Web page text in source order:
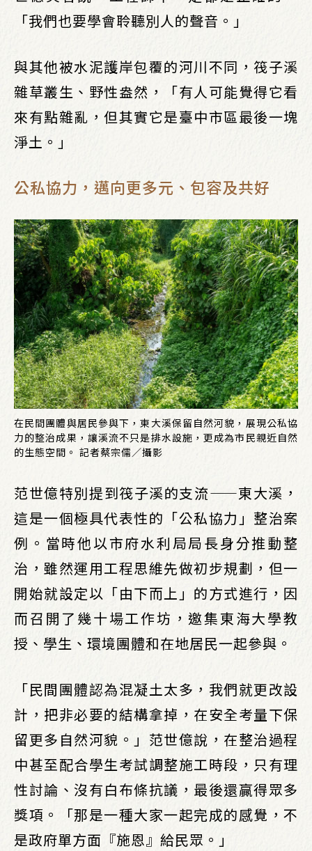
「我們也要學會聆聽別人的聲音。」
與其他被水泥護岸包覆的河川不同，筏子溪
雜草叢生、野性盎然，「有人可能覺得它看
來有點雜亂，但其實它是臺中市區最後一塊
淨土。」
公私協力，邁向更多元、包容及共好
在民間團體與居民參與下，東大溪保留自然河貌，展現公私協
力的整治成果，讓溪流不只是排水設施，更成為市民親近自然
的生態空間。 記者蔡宗儒／攝影
范世億特別提到筏子溪的支流——東大溪，
這是一個極具代表性的「公私協力」整治案
例。當時他以市府水利局局長身分推動整
治，雖然運用工程思維先做初步規劃，但一
開始就設定以「由下而上」的方式進行，因
而召開了幾十場工作坊，邀集東海大學教
授、學生、環境團體和在地居民一起參與。
「民間團體認為混凝土太多，我們就更改設
計，把非必要的結構拿掉，在安全考量下保
留更多自然河貌。」范世億說，在整治過程
中甚至配合學生考試調整施工時段，只有理
性討論、沒有白布條抗議，最後還贏得眾多
獎項。「那是一種大家一起完成的感覺，不
是政府單方面『施恩』給民眾。」